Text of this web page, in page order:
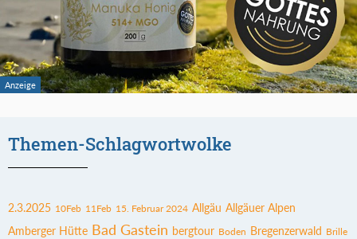
Themen-Schlagwortwolke
2.3.2025 10Feb 11Feb 15. Februar 2024 Allgäu Allgäuer Alpen
Amberger Hütte Bad Gastein bergtour Boden Bregenzerwald Brille